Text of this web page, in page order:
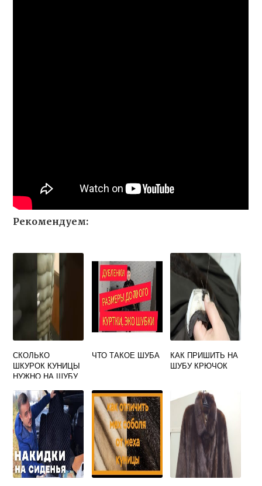
Рекомендуем:
СКОЛЬКО
ШКУРОК КУНИЦЫ
НУЖНО НА ШУБУ
ЧТО ТАКОЕ ШУБА
КАК ПРИШИТЬ НА
ШУБУ КРЮЧОК